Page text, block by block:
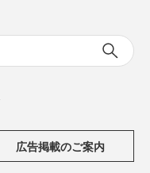
広告掲載のご案内